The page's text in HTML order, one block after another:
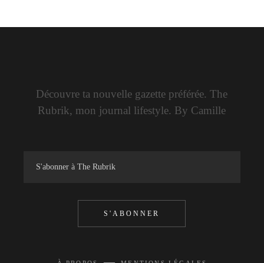
Découvre ta nouvelle gazette préférée. The
Rubrik, mon journal lifestyle. By Camille
S'ABONNER